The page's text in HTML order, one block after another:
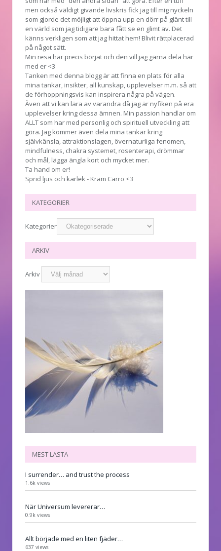
men också väldigt givande livskris fick jag till mig nyckeln
som gjorde det möjligt att öppna upp en dörr på glänt till
en värld som jag tidigare bara fått se en glimt av. Det
känns verkligen som att jag hittat hem! Blivit rättplacerad
på något sätt.
Min resa har precis börjat och den vill jag gärna dela här
med er <3
Tanken med denna blogg är att finna en plats för alla
mina tankar, insikter, all kunskap, upplevelser m.m. så att
de förhoppningsvis kan inspirera några på vägen.
Även att vi kan lära av varandra då jag är nyfiken på era
upplevelser kring dessa ämnen. Min passion handlar om
ALLT som har med personlig och spirituell utveckling att
göra. Jag kommer även dela mina tankar kring
självkänsla, attraktionslagen, övernaturliga fenomen,
mindfulness, chakra systemet, rosenterapi, drömmar
och mål, lägga ängla kort och mycket mer.
Ta hand om er!
Sprid ljus och kärlek - Kram Carro <3
KATEGORIER
Kategorier
ARKIV
Arkiv
MEST LÄSTA
I surrender… and trust the process
1.6k views
När Universum levererar…
0.9k views
Allt började med en liten fjäder…
637 views